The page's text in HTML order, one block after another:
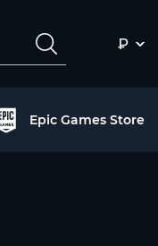
₽
Epic Games Store